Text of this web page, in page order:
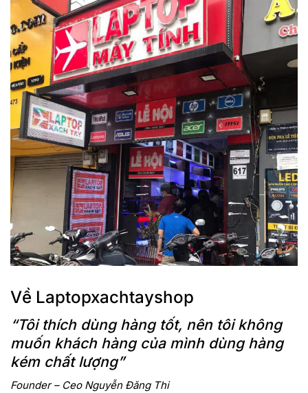
Về Laptopxachtayshop
“Tôi thích dùng hàng tốt, nên tôi không
muốn khách hàng của mình dùng hàng
kém chất lượng”
Founder – Ceo Nguyễn Đăng Thi